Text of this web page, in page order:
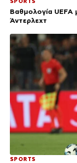
Βαθμολογία
Άντερλεχτ
SPORTS